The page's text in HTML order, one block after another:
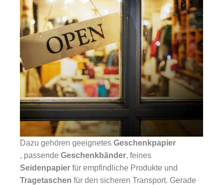
Dazu gehören geeignetes Geschenkpapier
, passende Geschenkbänder, feines
Seidenpapier für empfindliche Produkte und
Tragetaschen für den sicheren Transport. Gerade